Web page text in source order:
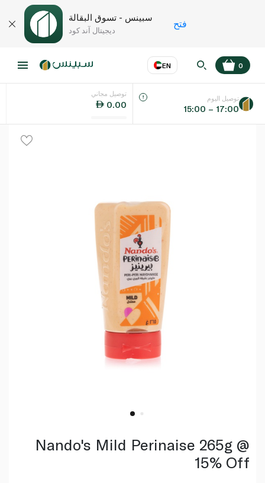
سبينس - تسوق البقالة
ديجيتال آند كود
فتح
EN
اللغة عر
0
توصيل مجاني
0.00
توصيل اليوم
15:00 – 17:00
Nando's Mild Perinaise 265g @
15% Off